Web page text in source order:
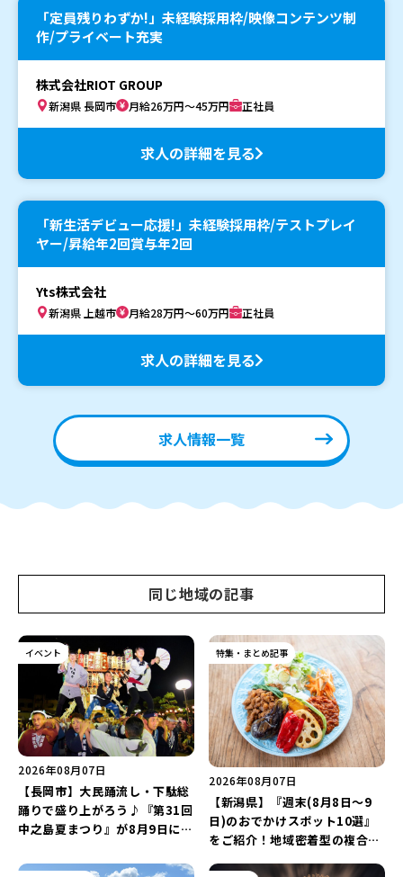
「定員残りわずか!」未経験採用枠/映像コンテンツ制
作/プライベート充実
株式会社RIOT GROUP
新潟県 長岡市 月給26万円～45万円 正社員
求人の詳細を見る
「新生活デビュー応援!」未経験採用枠/テストプレイ
ヤー/昇給年2回賞与年2回
Yts株式会社
新潟県 上越市 月給28万円～60万円 正社員
求人の詳細を見る
求人情報一覧
同じ地域の記事
イベント
2026年08月07日
【長岡市】大民踊流し・下駄総
踊りで盛り上がろう♪『第31回
中之島夏まつり』が8月9日に開
手”のシュート対決は必見♪
特集・まとめ記事
2026年08月07日
【新潟県】『週末(8月8日～9
日)のおでかけスポット10選』
をご紹介！地域密着型の複合施